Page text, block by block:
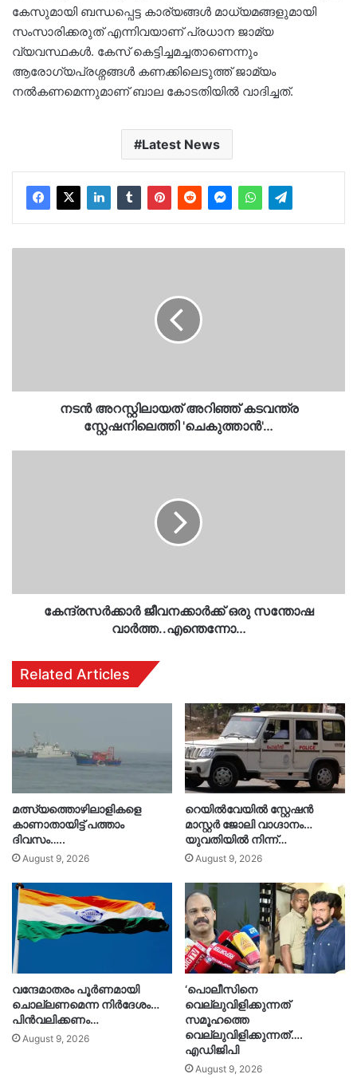
കേസുമായി ബന്ധപ്പെട്ട കാര്യങ്ങൾ മാധ്യമങ്ങളുമായി
സംസാരിക്കരുത് എന്നിവയാണ് പ്രധാന ജാമ്യ
വ്യവസ്ഥകൾ. കേസ് കെട്ടിച്ചമച്ചതാണെന്നും
ആരോഗ്യപ്രശ്നങ്ങൾ കണക്കിലെടുത്ത് ജാമ്യം
നൽകണമെന്നുമാണ് ബാല കോടതിയിൽ വാദിച്ചത്.
Latest News
നടന്‍ അറസ്റ്റിലായത് അറിഞ്ഞ് കടവന്ത്ര
സ്റ്റേഷനിലെത്തി 'ചെകുത്താന്‍'…
കേന്ദ്രസർക്കാർ ജീവനക്കാർക്ക് ഒരു സന്തോഷ
വാർത്ത..എന്തെന്നോ…
Related Articles
മത്സ്യത്തൊഴിലാളികളെ
കാണാതായിട്ട് പത്താം
ദിവസം…..
August 9, 2026
റെയിൽവേയിൽ സ്റ്റേഷൻ
മാസ്റ്റർ ജോലി വാഗ്ദാനം…
യുവതിയിൽ നിന്ന്…
August 9, 2026
വന്ദേമാതരം പൂർണമായി
ചൊല്ലണമെന്ന നിർദേശം…
പിൻവലിക്കണം…
August 9, 2026
‘പൊലീസിനെ
വെല്ലുവിളിക്കുന്നത്
സമൂഹത്തെ
വെല്ലുവിളിക്കുന്നത്’….
എഡിജിപി
August 9, 2026